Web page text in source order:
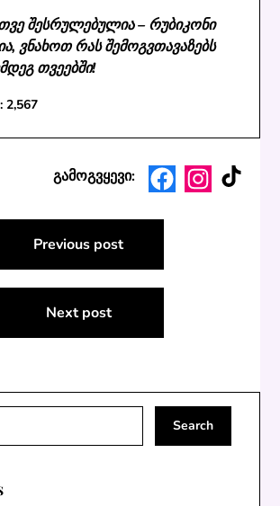
თვე შესრულებულია – რუბიკონი
ვნახოთ რას შემოგვთავაზებს
თვეებში!
2,567
გამოგვყევი: Facebook
Previous post
Next post